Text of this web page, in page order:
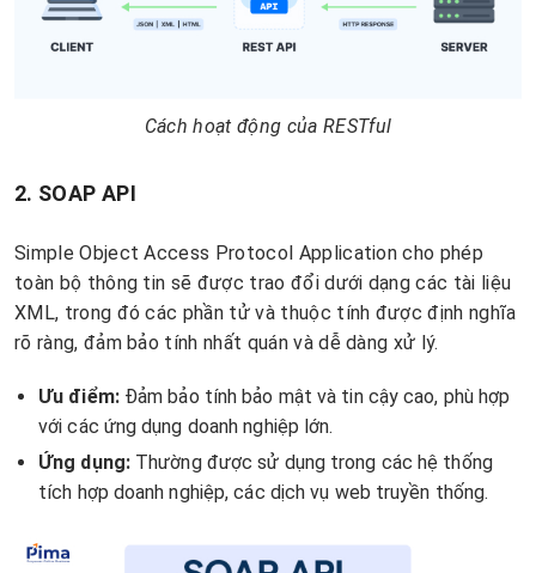
Cách hoạt động của RESTful
2. SOAP API
Simple Object Access Protocol Application cho phép
toàn bộ thông tin sẽ được trao đổi dưới dạng các tài liệu
XML, trong đó các phần tử và thuộc tính được định nghĩa
rõ ràng, đảm bảo tính nhất quán và dễ dàng xử lý.
Ưu điểm:Đảm bảo tính bảo mật và tin cậy cao, phù hợp
với các ứng dụng doanh nghiệp lớn.
Ứng dụng:Thường được sử dụng trong các hệ thống
tích hợp doanh nghiệp, các dịch vụ web truyền thống.